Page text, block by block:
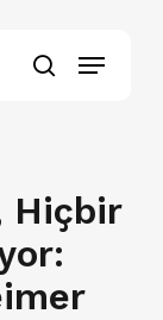
search
Menu
Hiçbir